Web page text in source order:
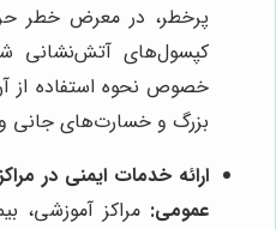
پرخطر، در معرض خطر
کپسول‌های آتش‌نشانی
خصوص نحوه استفاده از
بزرگ و خسارت‌های جانی
ارائه خدمات ایمنی در
عمومی: مراکز آموزشی،